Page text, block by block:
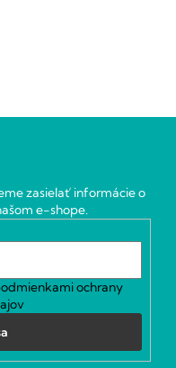
zasielať informácie o
e-shope.
ochrany